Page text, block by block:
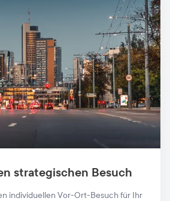
strategischen Besuch
individuellen Vor-Ort-Besuch für Ihr